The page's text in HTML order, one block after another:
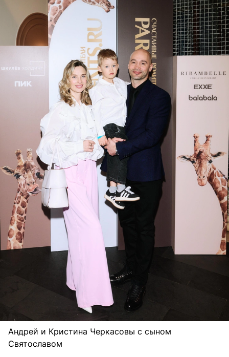
Андрей и Кристина Черкасовы с сыном
Святославом